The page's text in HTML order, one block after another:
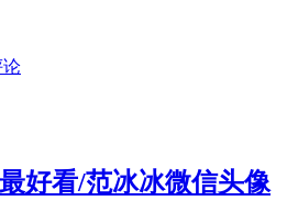
论
好看/范冰冰微信头像